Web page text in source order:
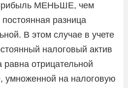
МЕНЬШЕ, чем
постоянная разница
В этом случае в учете
налоговый актив
отрицательной
умноженной на налоговую